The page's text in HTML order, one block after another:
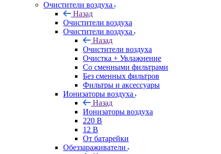
Очистители воздуха
Назад
Очистители воздуха
Очистители воздуха
Назад
Очистители воздуха
Очистка + Увлажнение
Cо сменными фильтрами
Без сменных фильтров
Фильтры и аксессуары
Ионизаторы воздуха
Назад
Ионизаторы воздуха
220 В
12 В
От батарейки
Обеззараживатели